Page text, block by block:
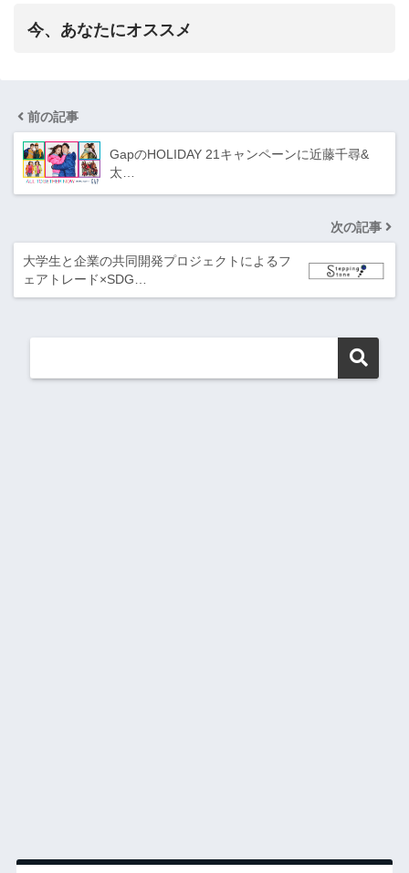
今、あなたにオススメ
前の記事
GapのHOLIDAY 21キャンペーンに近藤千尋&
太…
次の記事
大学生と企業の共同開発プロジェクトによるフ
ェアトレード×SDG…